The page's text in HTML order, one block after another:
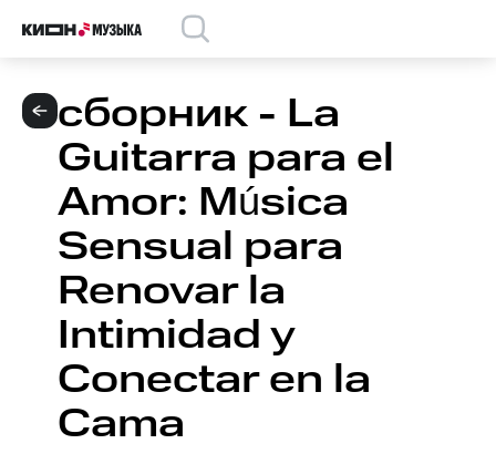
сборник - La
Guitarra para el
Amor: Música
Sensual para
Renovar la
Intimidad y
Conectar en la
Cama